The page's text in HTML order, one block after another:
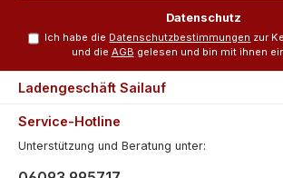
Datenschutz
Ich habe die Datenschutzbestimmungen zur
und die AGB gelesen und bin mit ihnen
Service-Hotline
Unterstützung und Beratung unter:
Ladengeschäft Sailauf